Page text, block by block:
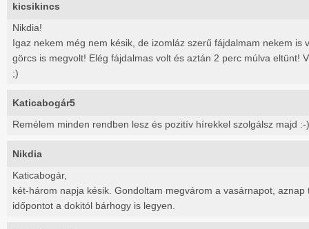
kicsikincs
Nikdia!
Igaz nekem még nem késik, de izomláz szerű fájdalmam nekem is
görcs is megvolt! Elég fájdalmas volt és aztán 2 perc múlva eltünt!
;)
Katicabogár5
Remélem minden rendben lesz és pozitív hírekkel szolgálsz majd :-)
Nikdia
Katicabogár,
két-három napja késik. Gondoltam megvárom a vasárnapot,
időpontot a dokitól bárhogy is legyen.